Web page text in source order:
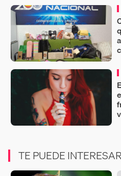
TE PUEDE INTERESAR